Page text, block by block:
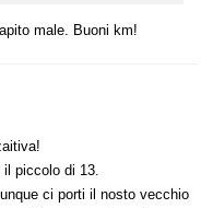
male. Buoni km!
piccolo di 13.
ci porti il nosto vecchio